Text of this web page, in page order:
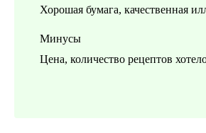
Хорошая бумага, качественная
Минусы
Цена, количество рецептов